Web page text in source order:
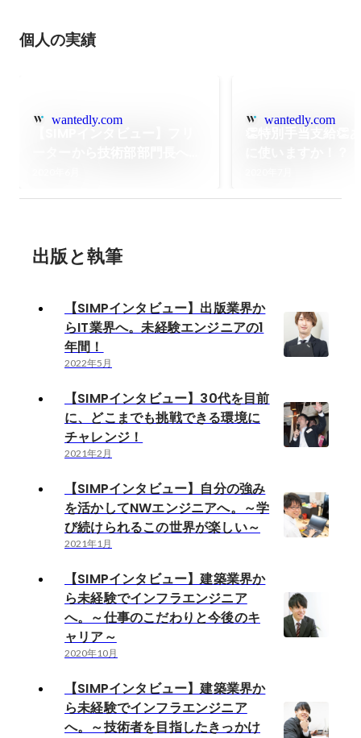
個人の実績
wantedly.com wantedly.com
出版と執筆
【SIMPインタビュー】出版業界か
らIT業界へ。未経験エンジニアの1
年間！
2022年5月
【SIMPインタビュー】30代を目前
に、どこまでも挑戦できる環境に
チャレンジ！
2021年2月
【SIMPインタビュー】自分の強み
を活かしてNWエンジニアへ。～学
び続けられるこの世界が楽しい～
2021年1月
【SIMPインタビュー】建築業界か
ら未経験でインフラエンジニア
へ。～仕事のこだわりと今後のキ
ャリア～
2020年10月
【SIMPインタビュー】建築業界か
ら未経験でインフラエンジニア
へ。～技術者を目指したきっかけ